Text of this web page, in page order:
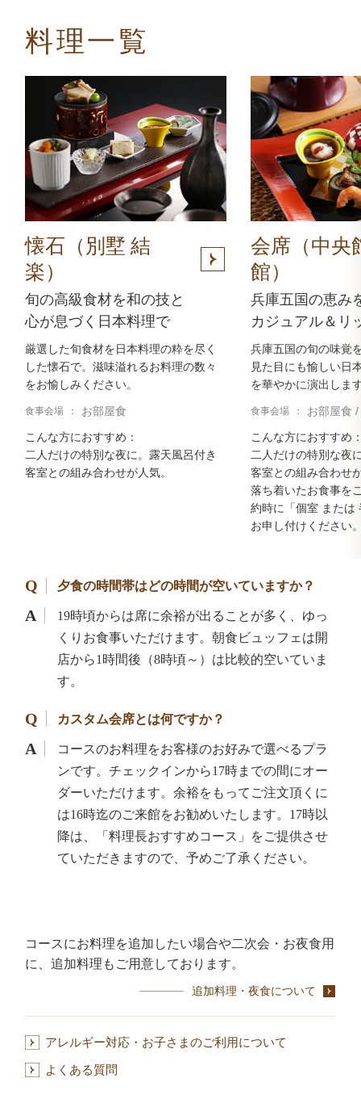
料理一覧
懐石（別墅 結
楽）
旬の高級食材を和の技と
心が息づく日本料理で
厳選した旬食材を日本料理の粋を尽く
した懐石で。滋味溢れるお料理の数々
をお愉しみください。
食事会場
お部屋食
こんな方におすすめ：
二人だけの特別な夜に。露天風呂付き
客室との組み合わせが人気。
会席（中央
館）
兵庫五国の恵み
カジュアル＆リ
兵庫五国の旬の味覚
見た目にも愉しい日
を華やかに演出しま
食事会場
お部屋食
こんな方におすすめ
二人だけの特別な夜
客室との組み合わせ
落ち着いたお食事を
約時に「個室 または
お申し付けください
夕食の時間帯はどの時間が空いていますか？
19時頃からは席に余裕が出ることが多く、ゆっ
くりお食事いただけます。朝食ビュッフェは開
店から1時間後（8時頃～）は比較的空いていま
す。
カスタム会席とは何ですか？
コースのお料理をお客様のお好みで選べるプラ
ンです。チェックインから17時までの間にオー
ダーいただけます。余裕をもってご注文頂くに
は16時迄のご来館をお勧めいたします。17時以
降は、「料理長おすすめコース」をご提供させ
ていただきますので、予めご了承ください。
コースにお料理を追加したい場合や二次会・お夜食用
に、追加料理もご用意しております。
追加料理・夜食について
アレルギー対応・お子さまのご利用について
よくある質問